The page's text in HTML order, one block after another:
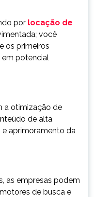
por locação de
você
os primeiros
em potencial
a otimização de
de alta
e aprimoramento da
as empresas podem
de busca e